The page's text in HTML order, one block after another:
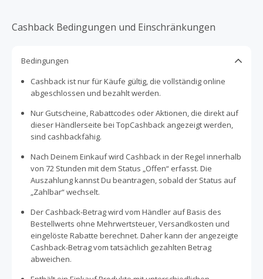
Cashback Bedingungen und Einschränkungen
Bedingungen
Cashback ist nur für Käufe gültig, die vollständig online
abgeschlossen und bezahlt werden.
Nur Gutscheine, Rabattcodes oder Aktionen, die direkt auf
dieser Händlerseite bei TopCashback angezeigt werden,
sind cashbackfähig.
Nach Deinem Einkauf wird Cashback in der Regel innerhalb
von 72 Stunden mit dem Status „Offen“ erfasst. Die
Auszahlung kannst Du beantragen, sobald der Status auf
„Zahlbar“ wechselt.
Der Cashback-Betrag wird vom Händler auf Basis des
Bestellwerts ohne Mehrwertsteuer, Versandkosten und
eingelöste Rabatte berechnet. Daher kann der angezeigte
Cashback-Betrag vom tatsächlich gezahlten Betrag
abweichen.